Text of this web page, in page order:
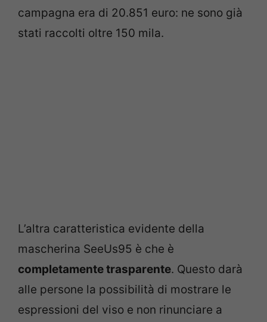
campagna era di 20.851 euro: ne sono già
stati raccolti oltre 150 mila.
L’altra caratteristica evidente della
mascherina SeeUs95 è che è
completamente trasparente. Questo darà
alle persone la possibilità di mostrare le
espressioni del viso e non rinunciare a